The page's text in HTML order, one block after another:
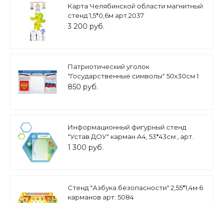
Карта Челябинской области магнитный
стенд 1,5*0,6м арт.2037
3 200 руб.
Патриотический уголок
"Государственные символы" 50х30см 1
карман А5 арт.П1488
850 руб.
Информационный фигурный стенд
"Устав ДОУ" карман А4, 53*43см., арт.
ДС1210
1 300 руб.
Стенд "Азбука безопасности" 2,55*1,4м 6
карманов арт. 5084